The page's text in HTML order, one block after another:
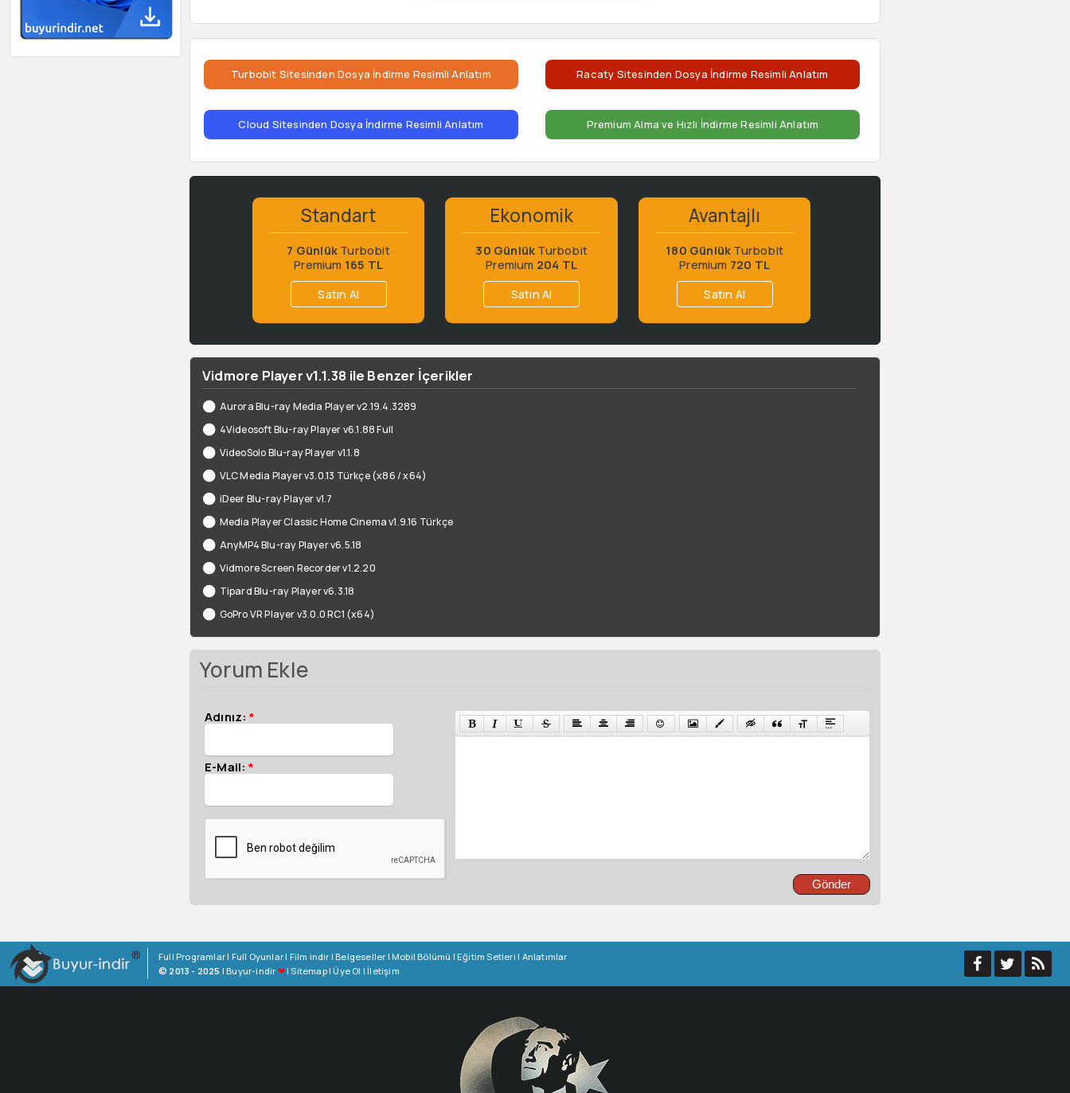
Turbobit Sitesinden Dosya İndirme Resimli Anlatım Racaty Sitesinden Dosya İndirme Resimli Anlatım
Cloud Sitesinden Dosya İndirme Resimli Anlatım Premium Alma ve Hızlı İndirme Resimli Anlatım
Standart
7 Günlük Turbobit
Premium 165 TL
Satın Al
Ekonomik
30 Günlük Turbobit
Premium 204 TL
Satın Al
Avantajlı
180 Günlük Turbobit
Premium 720 TL
Satın Al
Vidmore Player v1.1.38 ile Benzer İçerikler
Aurora Blu-ray Media Player v2.19.4.3289
4Videosoft Blu-ray Player v6.1.88 Full
VideoSolo Blu-ray Player v1.1.8
VLC Media Player v3.0.13 Türkçe (x86 / x64)
iDeer Blu-ray Player v1.7
Media Player Classic Home Cinema v1.9.16 Türkçe
AnyMP4 Blu-ray Player v6.5.18
Vidmore Screen Recorder v1.2.20
Tipard Blu-ray Player v6.3.18
GoPro VR Player v3.0.0 RC1 (x64)
Yorum Ekle
Adınız: *
E-Mail: *
Full Programlar| Full Oyunlar| Film indir |Belgeseller |Mobil Bölümü |Eğitim Setleri | Anlatımlar
© 2013 - 2025 |Buyur-indir ❤|Sitemap|Üye Ol | İletişim